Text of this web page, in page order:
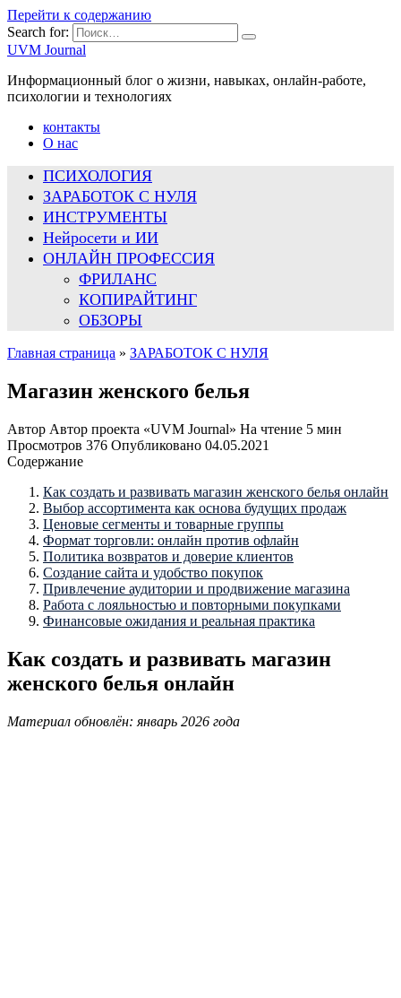
Перейти к содержанию
Search for:
UVM Journal
Информационный блог о жизни, навыках, онлайн-работе,
психологии и технологиях
контакты
О нас
ПСИХОЛОГИЯ
ЗАРАБОТОК С НУЛЯ
ИНСТРУМЕНТЫ
Нейросети и ИИ
ОНЛАЙН ПРОФЕССИЯ
ФРИЛАНС
КОПИРАЙТИНГ
ОБЗОРЫ
Главная страница » ЗАРАБОТОК С НУЛЯ
Магазин женского белья
Автор Автор проекта «UVM Journal» На чтение 5 мин
Просмотров 376 Опубликовано 04.05.2021
Содержание
Как создать и развивать магазин женского белья онлайн
Выбор ассортимента как основа будущих продаж
Ценовые сегменты и товарные группы
Формат торговли: онлайн против офлайн
Политика возвратов и доверие клиентов
Создание сайта и удобство покупок
Привлечение аудитории и продвижение магазина
Работа с лояльностью и повторными покупками
Финансовые ожидания и реальная практика
Как создать и развивать магазин
женского белья онлайн
Материал обновлён: январь 2026 года